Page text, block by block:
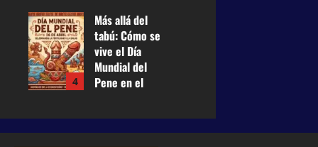
Miraflores y
pagará US$
100 mil
mensuales
21 de mayo
4
Más allá del
tabú: Cómo se
vive el Día
Mundial del
Pene en el
prevención y